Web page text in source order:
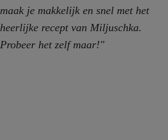
maak je makkelijk en snel met het
heerlijke recept van Miljuschka.
Probeer het zelf maar!"